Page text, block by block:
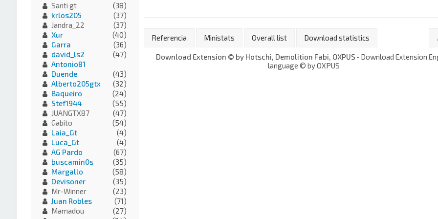
Referencia Ministats Overall list Download statistics
Download Extension © by Hotschi, Demolition Fabi, OXPUS • Download Extension
language © by OXPUS
Santi gt
(38)
krlos205
(37)
Jandra_22
(37)
Xur
(40)
Garra
(36)
david_ls2
(47)
Antonio81
Duende
(43)
Alberto205gtx
(32)
Baqueiro
(24)
Stef1944
(55)
JUANGTX87
(47)
Gabito
(54)
Laia_Gt
(4)
Luca_Gt
(4)
AG Pardo
(67)
buscamin0s
(35)
Margallo
(58)
Devisoner
(35)
Mr-Winner
(23)
Juan Robles
(71)
Mamadou
(27)